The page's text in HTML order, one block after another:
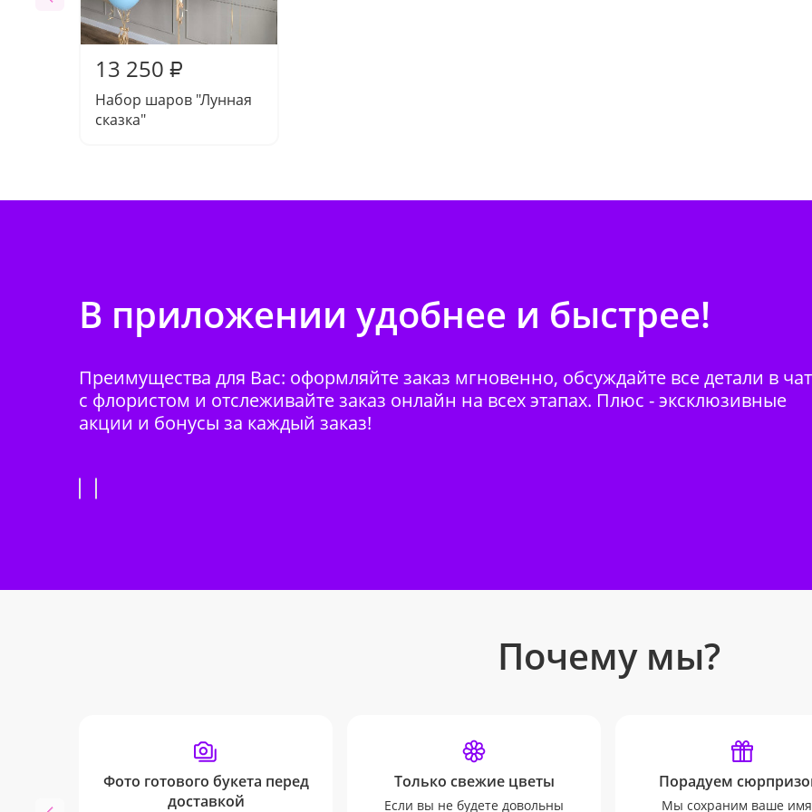
13 250 ₽
Набор шаров "Лунная
сказка"
В приложении удобнее и быстрее!
Преимущества для Вас: оформляйте заказ мгновенно, обсуждайте все детали в
с флористом и отслеживайте заказ онлайн на всех этапах. Плюс - эксклюзивные
акции и бонусы за каждый заказ!
Почему мы?
Фото готового букета перед
доставкой
Только свежие цветы
Если вы не будете довольны
Порадуем
Мы сохраним ваше